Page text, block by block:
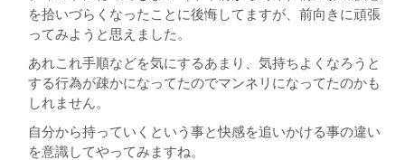
を拾いづらくなったことに後悔してますが、前向きに頑張
ってみようと思えました。
あれこれ手順などを気にするあまり、気持ちよくなろうと
する行為が疎かになってたのでマンネリになってたのかも
しれません。
自分から持っていくという事と快感を追いかける事の違い
を意識してやってみますね。